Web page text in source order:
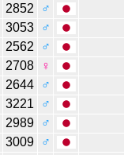
2852
♂
3053
♂
2562
♂
2708
♀
2644
♂
3221
♂
2989
♂
3009
♂